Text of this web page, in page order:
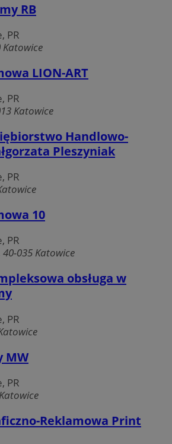
RB
PR
Katowice
LION-ART
PR
Katowice
Handlowo-
Pleszyniak
PR
10
PR
035 Katowice
obsługa w
PR
MW
PR
Reklamowa Print